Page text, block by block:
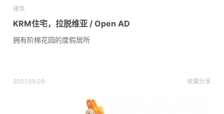
建筑
KRM住宅，拉脱维亚 / Open AD
拥有阶梯花园的度假居所
2021.09.09 收藏分享